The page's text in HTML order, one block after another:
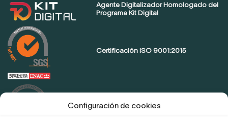
Configuración de cookies
Agente Digitalizador Homologado del
Programa Kit Digital
Certificación ISO 9001:2015
Certificación ISO 27001:2022